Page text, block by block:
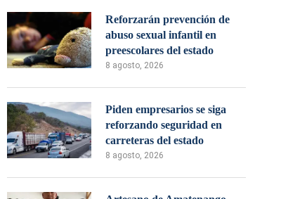
Reforzarán prevención de
abuso sexual infantil en
preescolares del estado
8 agosto, 2026
Piden empresarios se siga
reforzando seguridad en
carreteras del estado
8 agosto, 2026